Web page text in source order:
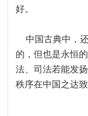
好。
中国古典中，
的，但也是永恒
法、司法若能发
秩序在中国之达致